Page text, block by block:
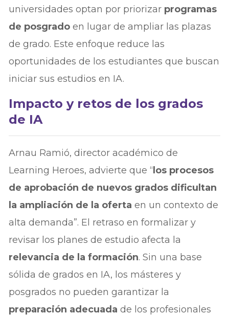
universidades optan por priorizar programas
de posgrado en lugar de ampliar las plazas
de grado. Este enfoque reduce las
oportunidades de los estudiantes que buscan
iniciar sus estudios en IA.
Impacto y retos de los grados
de IA
Arnau Ramió, director académico de
Learning Heroes, advierte que “ los procesos
de aprobación de nuevos grados dificultan
la ampliación de la oferta en un contexto de
alta demanda”. El retraso en formalizar y
revisar los planes de estudio afecta la
relevancia de la formación. Sin una base
sólida de grados en IA, los másteres y
posgrados no pueden garantizar la
preparación adecuada de los profesionales